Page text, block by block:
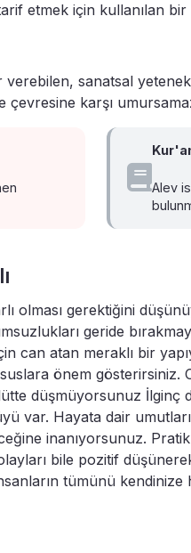
etmek için kullanılan bir
verebilen, sanatsal
çevresine karşı
Alev
olması gerektiğini
geride
can atan meraklı bir
önem gösterirsiniz.
düşmüyorsunuz İlginç
var. Hayata dair
inanıyorsunuz.
bile pozitif
tümünü